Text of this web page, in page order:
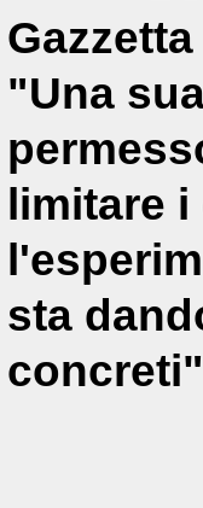
"Una
limitare
sta
concreti"